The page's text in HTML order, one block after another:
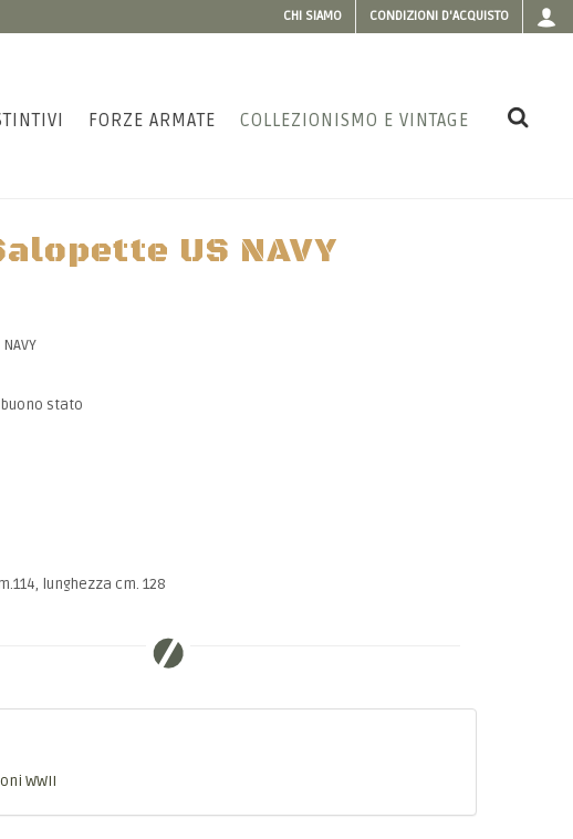
CHI SIAMO CONDIZIONI D'ACQUISTO
FORZE ARMATE COLLEZIONISMO E VINTAGE
US NAVY
stato
lunghezza cm. 128
WWII